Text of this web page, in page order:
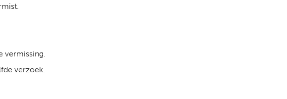
vermissing.
verzoek.